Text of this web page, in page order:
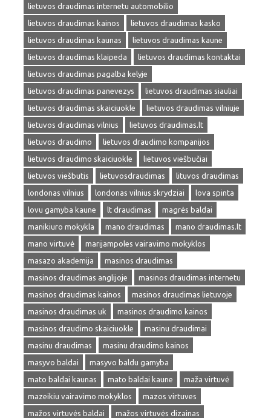
lietuvos draudimas internetu automobilio
lietuvos draudimas kainos
lietuvos draudimas kasko
lietuvos draudimas kaunas
lietuvos draudimas kaune
lietuvos draudimas klaipeda
lietuvos draudimas kontaktai
lietuvos draudimas pagalba kelyje
lietuvos draudimas panevezys
lietuvos draudimas siauliai
lietuvos draudimas skaiciuokle
lietuvos draudimas vilniuje
lietuvos draudimas vilnius
lietuvos draudimas.lt
lietuvos draudimo
lietuvos draudimo kompanijos
lietuvos draudimo skaiciuokle
lietuvos viešbučiai
lietuvos viešbutis
lietuvosdraudimas
lituvos draudimas
londonas vilnius
londonas vilnius skrydziai
lova spinta
lovu gamyba kaune
lt draudimas
magrės baldai
manikiuro mokykla
mano draudimas
mano draudimas.lt
mano virtuvė
marijampoles vairavimo mokyklos
masazo akademija
masinos draudimas
masinos draudimas anglijoje
masinos draudimas internetu
masinos draudimas kainos
masinos draudimas lietuvoje
masinos draudimas uk
masinos draudimo kainos
masinos draudimo skaiciuokle
masinu draudimai
masinu draudimas
masinu draudimo kainos
masyvo baldai
masyvo baldu gamyba
mato baldai kaunas
mato baldai kaune
maža virtuvė
mazeikiu vairavimo mokyklos
mazos virtuves
mažos virtuvės baldai
mažos virtuvės dizainas